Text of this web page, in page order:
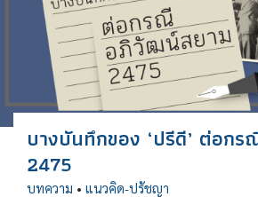
บางบันทึกของ ‘ปรีดี’ ต่อก
2475
บทความ • แนวคิด-ปรัชญา